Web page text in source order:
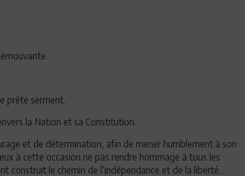
prête serment.
la Nation et sa Constitution.
et de détermination, afin de mener humblement à son
à cette occasion ne pas rendre hommage à tous les
construit le chemin de l’indépendance et de la liberté.